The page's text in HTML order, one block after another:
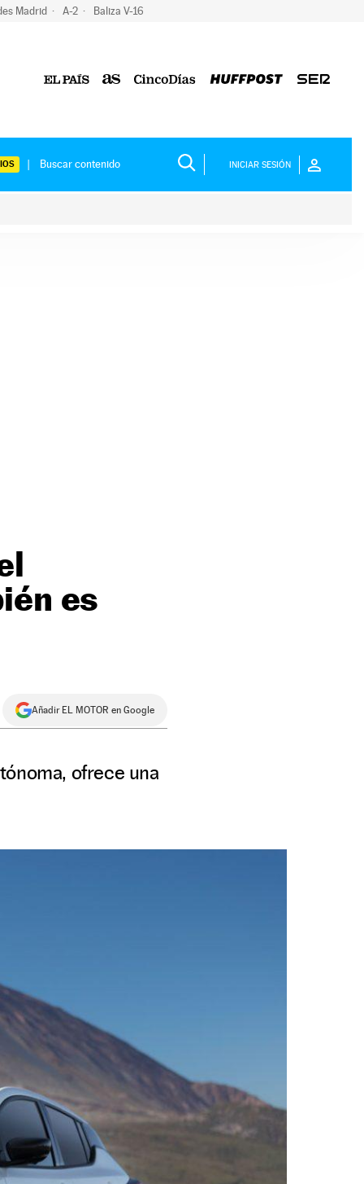
Madrid A-2 Baliza V-16
INICIAR SESIÓN
es
Añadir EL MOTOR en Google
ofrece una